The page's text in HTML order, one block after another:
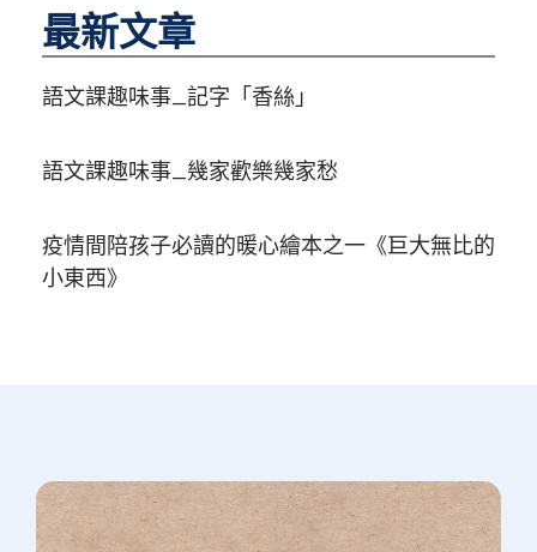
最新文章
語文課趣味事_記字「香絲」
語文課趣味事_幾家歡樂幾家愁
疫情間陪孩子必讀的暖心繪本之一《巨大無比的
小東西》